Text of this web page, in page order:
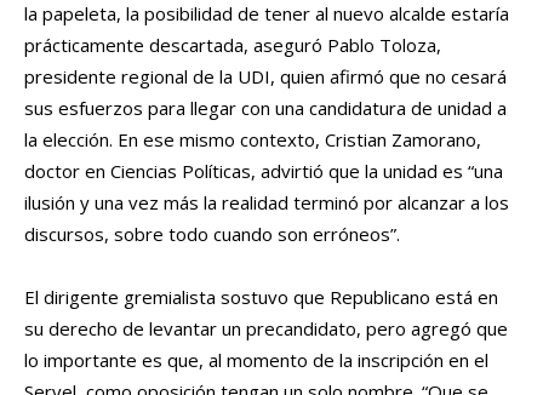
la papeleta, la posibilidad de tener al nuevo alcalde estaría
prácticamente descartada, aseguró Pablo Toloza,
presidente regional de la UDI, quien afirmó que no cesará
sus esfuerzos para llegar con una candidatura de unidad a
la elección. En ese mismo contexto, Cristian Zamorano,
doctor en Ciencias Políticas, advirtió que la unidad es “una
ilusión y una vez más la realidad terminó por alcanzar a los
discursos, sobre todo cuando son erróneos”.
El dirigente gremialista sostuvo que Republicano está en
su derecho de levantar un precandidato, pero agregó que
lo importante es que, al momento de la inscripción en el